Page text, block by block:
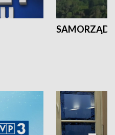
SAMORZĄD